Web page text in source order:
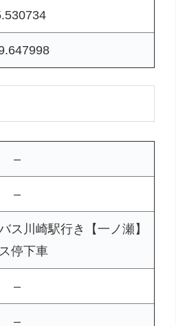
–
–
ス川崎駅行き【一ノ瀬】
停下車
–
–